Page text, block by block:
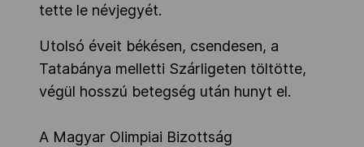
tette le névjegyét.
Utolsó éveit békésen, csendesen, a
Tatabánya melletti Szárligeten töltötte,
végül hosszú betegség után hunyt el.
A Magyar Olimpiai Bizottság